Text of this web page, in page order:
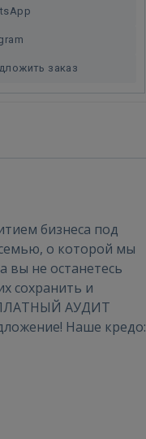
заказ
бизнеса под
о которой мы
вы не останетесь
сохранить и
АУДИТ
Наше кредо: